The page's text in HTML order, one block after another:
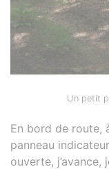
Un petit
En bord de route,
panneau
ouverte, j’avance,